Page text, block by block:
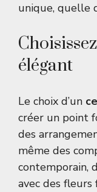
unique, quelle
élégant
Le choix d’un
créer un point
des
même des
contemporain,
avec des